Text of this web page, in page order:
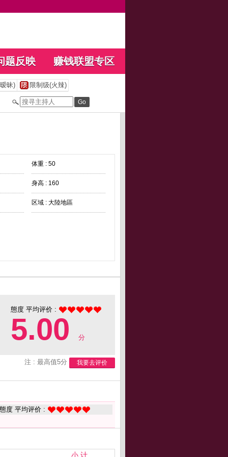
题反映 赚钱联盟专区
昧) 限制级(火辣)
体重 : 50
身高 : 160
区域 : 大陸地區
態度 平均评价 :
5.00 分
注 : 最高值5分 我要去评价
態度 平均评价 :
小 计